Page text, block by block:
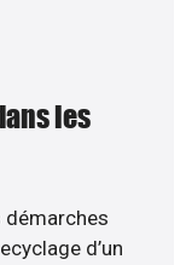
les
d’un